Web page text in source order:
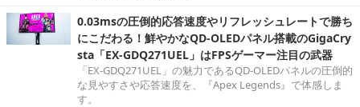
0.03msの圧倒的応答速度やリフレッシュレートで勝ち
にこだわる！鮮やかなQD-OLEDパネル搭載のGigaCry
sta「EX-GDQ271UEL」はFPSゲーマー注目の武器
「EX-GDQ271UEL」の魅力であるQD-OLEDパネルの圧倒的
な見やすさや応答速度を、『Apex Legends』で体感しま
す。